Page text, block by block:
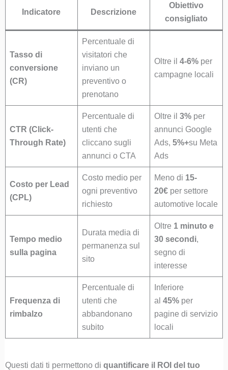
Indicatore Descrizione
Obiettivo
consigliato
Tasso di
conversione
(CR)
Percentuale di
visitatori che
inviano un
preventivo o
prenotano
Oltre il 4-6%per
campagne locali
CTR (Click-
Through Rate)
Percentuale di
utenti che
cliccano sugli
annunci o CTA
Oltre il 3%per
annunci Google
Ads, 5%+su Meta
Ads
Costo per Lead
(CPL)
Costo medio per
ogni preventivo
richiesto
Meno di 15-
20€per settore
automotive locale
Tempo medio
sulla pagina
Durata media di
permanenza sul
sito
Oltre 1 minuto e
30 secondi,
segno di
interesse
Frequenza di
rimbalzo
Percentuale di
utenti che
abbandonano
subito
Inferiore
al 45%per
pagine di servizio
locali
Questi dati ti permettono di quantificare il ROI del tuo